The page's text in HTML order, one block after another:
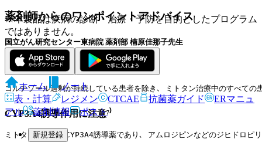
※本製品は疾病の診断・治療・予防を目的としたプログラム
ではありません。
ホーム
ノート
表・計算
レジメン CTCAE 抗菌薬ガイド
ERマニュ
アル
薬剤情報 ポスト
新規登録
薬剤師からのワンポイントアドバイス
国立がん研究センター東病院 薬剤部 楠原佳那子先生
ヒドロコルチゾンの併用について⁶⁾
コルチゾール過剰が持続している患者を除き､ ミトタン治療中のすべて
CYP3A4誘導作用に注意⁷⁾
ミトタンは強力なCYP3A4誘導薬であり､ アムロジピンなどのジヒドロ